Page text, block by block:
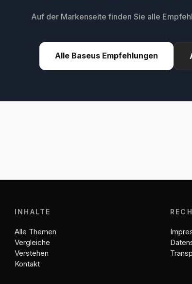
Auf der Markenseite finden Sie alle
Alle Baseus Empfehlungen
INHALTE
Alle Themen
Vergleiche
Verstehen
Kontakt